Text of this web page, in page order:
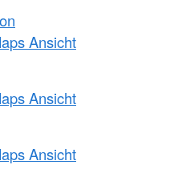
Ansicht
Ansicht
Ansicht